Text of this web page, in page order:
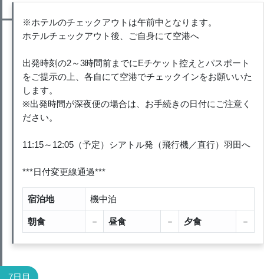
※ホテルのチェックアウトは午前中となります。
ホテルチェックアウト後、ご自身にて空港へ
出発時刻の2～3時間前までにEチケット控えとパスポート
をご提示の上、各自にて空港でチェックインをお願いいた
します。
※出発時間が深夜便の場合は、お手続きの日付にご注意く
ださい。
11:15～12:05（予定）シアトル発（飛行機／直行）羽田へ
***日付変更線通過***
宿泊地 機中泊
朝食 － 昼食 － 夕食 －